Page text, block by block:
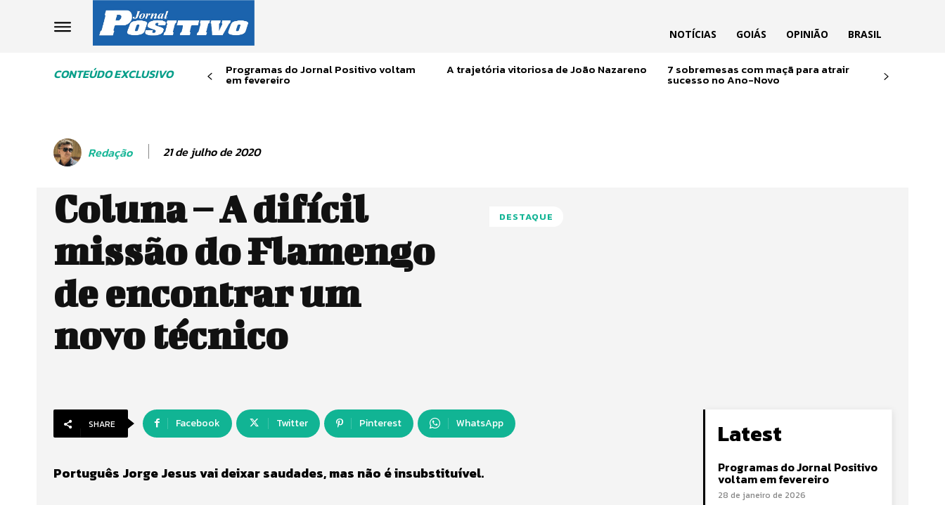
NOTÍCIAS GOIÁS OPINIÃO BRASIL
CONTEÚDO EXCLUSIVO Programas do Jornal Positivo voltam
em fevereiro
A trajetória vitoriosa de João Nazareno 7 sobremesas com maçã para atrair
sucesso no Ano-Novo
Redação 21 de julho de 2020
Coluna – A difícil
missão do Flamengo
de encontrar um
novo técnico
DESTAQUE
SHARE Facebook Twitter Pinterest WhatsApp
Português Jorge Jesus vai deixar saudades, mas não é insubstituível.
Latest
Programas do Jornal Positivo
voltam em fevereiro
28 de janeiro de 2026